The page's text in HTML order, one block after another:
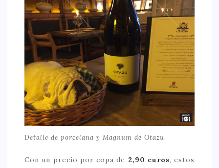
Detalle de porcelana y Magnum de Otazu
Con un precio por copa de 2,90 euros, estos